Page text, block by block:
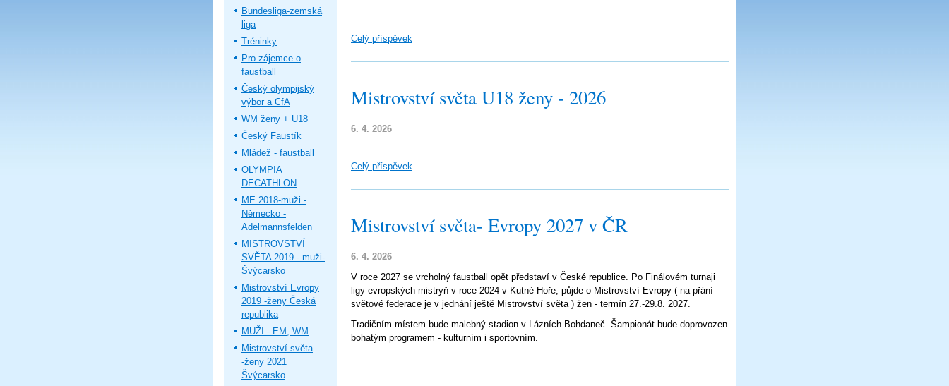
Celý příspěvek
Mistrovství světa U18 ženy - 2026
6. 4. 2026
Celý příspěvek
Mistrovství světa- Evropy 2027 v ČR
6. 4. 2026
V roce 2027 se vrcholný faustball opět představí v České republice. Po Finálovém turnaji
ligy evropských mistryň v roce 2024 v Kutné Hoře, půjde o Mistrovství Evropy ( na přání
světové federace je v jednání ještě Mistrovství světa ) žen - termín 27.-29.8. 2027.
Tradičním místem bude malebný stadion v Lázních Bohdaneč. Šampionát bude doprovozen
bohatým programem - kulturním i sportovním.
Bundesliga-zemská
liga
Tréninky
Pro zájemce o
faustball
Český olympijský
výbor a CfA
WM ženy + U18
Český Faustík
Mládež - faustball
OLYMPIA
DECATHLON
ME 2018-muži -
Německo -
Adelmannsfelden
MISTROVSTVÍ
SVĚTA 2019 - muži-
Švýcarsko
Mistrovství Evropy
2019 -ženy Česká
republika
MUŽI - EM, WM
Mistrovství světa
-ženy 2021
Švýcarsko